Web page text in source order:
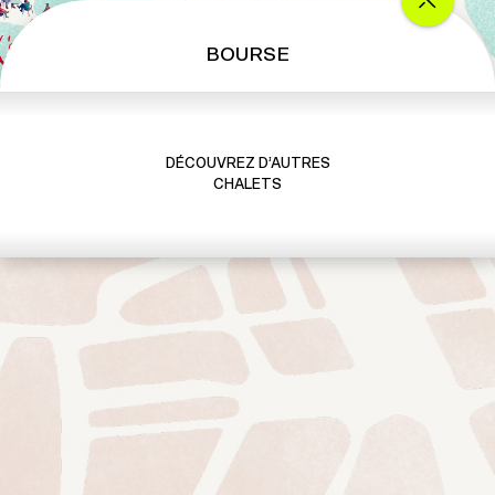
BOURSE
DÉCOUVREZ D’AUTRES
CHALETS